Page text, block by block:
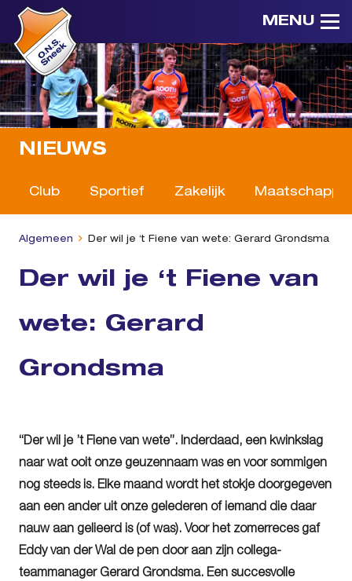
MENU
NIEUWS
Club Sportief Zakelijk
Algemeen Der wil je ‘t Fiene van wete: Gerard Grondsma
Der wil je ‘t Fiene van
wete: Gerard
Grondsma
“Der wil je ’t Fiene van wete”. Inderdaad, een kwinkslag
naar wat ooit onze geuzennaam was en voor sommigen
nog steeds is. Elke maand wordt het stokje doorgegeven
aan een ander uit onze gelederen of iemand die daar
nauw aan gelieerd is (of was). Voor het zomerreces gaf
Eddy van der Wal de pen door aan zijn collega-
teammanager Gerard Grondsma. Een succesvolle